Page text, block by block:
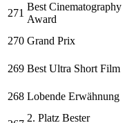
271
Best Cinematography
Award
270 Grand Prix
269 Best Ultra Short Film
268 Lobende Erwähnung
2. Platz Bester